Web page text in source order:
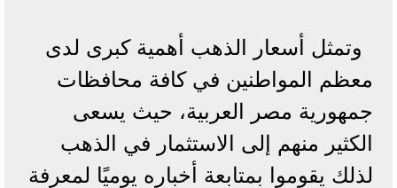
وتمثل أسعار الذهب أهمية كبرى لدى
معظم المواطنين في كافة محافظات
جمهورية مصر العربية، حيث يسعى
الكثير منهم إلى الاستثمار في الذهب
لذلك يقوموا بمتابعة أخباره يوميًا لمعرفة